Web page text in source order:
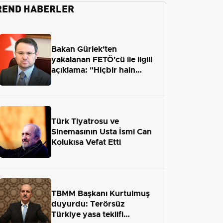
HABERLER
Bakan Gürlek'ten
yakalanan FETÖ'cü ile ilgili
açıklama: "Hiçbir hain
Türk Tiyatrosu ve
Sinemasının Usta İsmi Can
Kolukısa Vefat Etti
TBMM Başkanı Kurtulmuş
duyurdu: Terörsüz
Türkiye yasa teklifi